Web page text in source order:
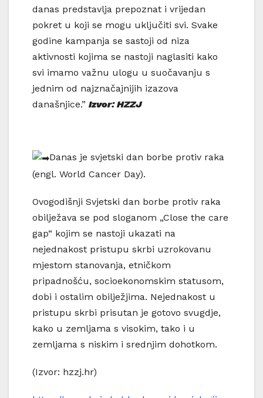
danas predstavlja prepoznat i vrijedan
pokret u koji se mogu uključiti svi. Svake
godine kampanja se sastoji od niza
aktivnosti kojima se nastoji naglasiti kako
svi imamo važnu ulogu u suočavanju s
jednim od najznačajnijih izazova
današnjice.” Izvor: HZZJ
Danas je svjetski dan borbe protiv raka
(engl. World Cancer Day).
Ovogodišnji Svjetski dan borbe protiv raka
obilježava se pod sloganom „Close the care
gap“ kojim se nastoji ukazati na
nejednakost pristupu skrbi uzrokovanu
mjestom stanovanja, etničkom
pripadnošću, socioekonomskim statusom,
dobi i ostalim obilježjima. Nejednakost u
pristupu skrbi prisutan je gotovo svugdje,
kako u zemljama s visokim, tako i u
zemljama s niskim i srednjim dohotkom.
(Izvor: hzzj.hr)